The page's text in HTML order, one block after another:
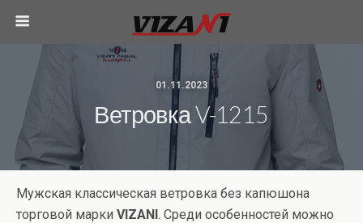
01.11.2023
Ветровка V-1215
Мужская классическая ветровка без капюшона
торговой марки VIZANI. Среди особенностей можно